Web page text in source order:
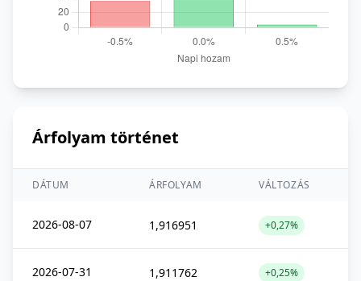
Árfolyam történet
DÁTUM ÁRFOLYAM VÁLTOZÁS
2026-08-07 1,916951 +0,27%
2026-07-31 1,911762 +0,25%